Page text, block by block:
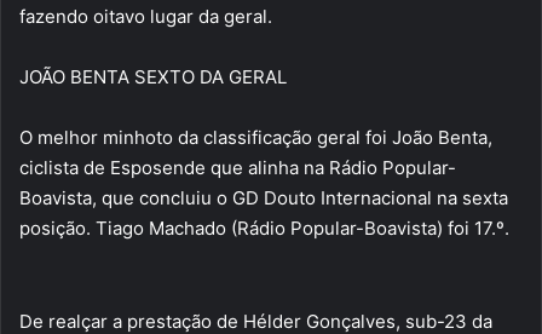
fazendo oitavo lugar da geral.
JOÃO BENTA SEXTO DA GERAL
O melhor minhoto da classificação geral foi João Benta,
ciclista de Esposende que alinha na Rádio Popular-
Boavista, que concluiu o GD Douto Internacional na sexta
posição. Tiago Machado (Rádio Popular-Boavista) foi 17.º.
De realçar a prestação de Hélder Gonçalves, sub-23 da